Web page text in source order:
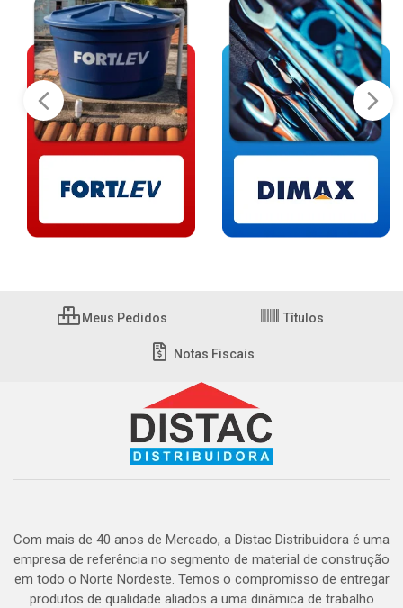
Meus Pedidos Títulos
Notas Fiscais
Com mais de 40 anos de Mercado, a Distac Distribuidora é uma
empresa de referência no segmento de material de construção
em todo o Norte Nordeste. Temos o compromisso de entregar
produtos de qualidade aliados a uma dinâmica de trabalho